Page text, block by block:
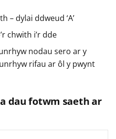
– dylai ddweud ‘A’
chwith i’r dde
nodau sero ar y
rifau ar ôl y pwynt
dau fotwm saeth ar